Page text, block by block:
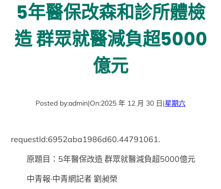
5年醫保改森和診所體檢
造 群眾就醫減負超5000
億元
Posted by:admin|On:2025 年 12 月 30 日|星期六
requestId:6952aba1986d60.44791061.
原題目：5年醫保改造 群眾就醫減負超5000億元
中青報·中青網記者 劉昶榮